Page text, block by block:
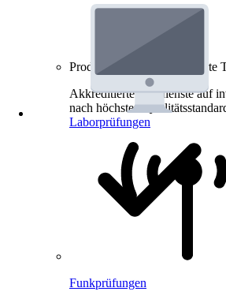
Produkt-Prüfungen für smarte
Akkreditierte Prüfdienste auf
nach höchsten
Laborprüfungen
Funkprüfungen